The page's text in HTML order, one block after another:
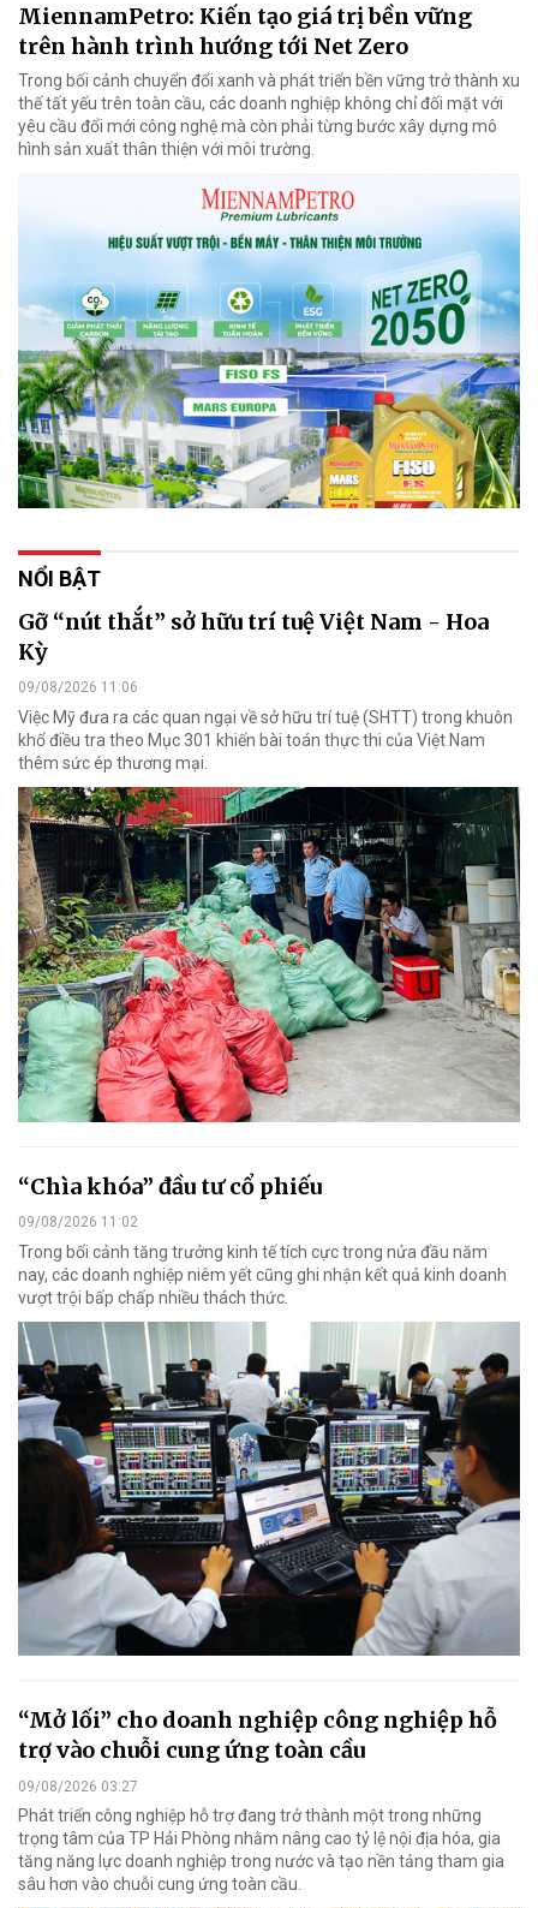
MiennamPetro: Kiến tạo giá trị bền vững
trên hành trình hướng tới Net Zero
Trong bối cảnh chuyển đổi xanh và phát triển bền vững trở thành xu
thế tất yếu trên toàn cầu, các doanh nghiệp không chỉ đối mặt với
yêu cầu đổi mới công nghệ mà còn phải từng bước xây dựng mô
hình sản xuất thân thiện với môi trường.
NỔI BẬT
Gỡ “nút thắt” sở hữu trí tuệ Việt Nam - Hoa
Kỳ
09/08/2026 11:06
Việc Mỹ đưa ra các quan ngại về sở hữu trí tuệ (SHTT) trong khuôn
khổ điều tra theo Mục 301 khiến bài toán thực thi của Việt Nam
thêm sức ép thương mại.
“Chìa khóa” đầu tư cổ phiếu
09/08/2026 11:02
Trong bối cảnh tăng trưởng kinh tế tích cực trong nửa đầu năm
nay, các doanh nghiệp niêm yết cũng ghi nhận kết quả kinh doanh
vượt trội bấp chấp nhiều thách thức.
“Mở lối” cho doanh nghiệp công nghiệp hỗ
trợ vào chuỗi cung ứng toàn cầu
09/08/2026 03:27
Phát triển công nghiệp hỗ trợ đang trở thành một trong những
trọng tâm của TP Hải Phòng nhằm nâng cao tỷ lệ nội địa hóa, gia
tăng năng lực doanh nghiệp trong nước và tạo nền tảng tham gia
sâu hơn vào chuỗi cung ứng toàn cầu.